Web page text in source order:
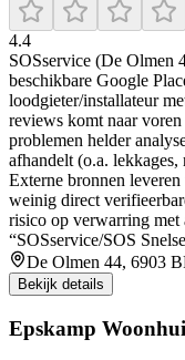
4.4
SOSservice (De Olmen
beschikbare Google
loodgieter/installateur
reviews komt naar
problemen helder
afhandelt (o.a.
Externe bronnen
weinig direct
risico op verwarring met
“SOSservice/SOS
De Olmen 44, 6903
Bekijk details
Epskamp